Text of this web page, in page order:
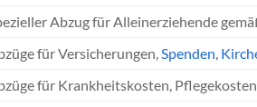
Abzug für Alleinerziehende
für Versicherungen,Spenden,
für Krankheitskosten, Pflegekosten